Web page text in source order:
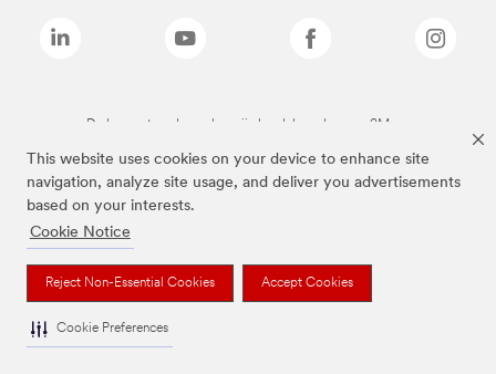
This website uses cookies on your device to enhance site
navigation, analyze site usage, and deliver you advertisements
based on your interests.
Cookie Notice
Reject Non-Essential Cookies Accept Cookies
Cookie Preferences
De bovenstaande merken zijn handelsmerken van 3M.we